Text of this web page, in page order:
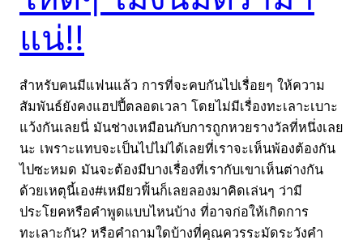
แน่!!
สำหรับคนมีแฟนแล้ว การที่จะคบกันไปเรื่อยๆ ให้ความ
สัมพันธ์ยังคงแฮปปี้ตลอดเวลา โดยไม่มีเรื่องทะเลาะเบาะ
แว้งกันเลยนี่ มันช่างเหมือนกับการถูกหวยรางวัลที่หนึ่งเลย
นะ เพราะแทบจะเป็นไปไม่ได้เลยที่เราจะเห็นพ้องต้องกัน
ไปซะหมด มันจะต้องมีบางเรื่องที่เรากับเขาเห็นต่างกัน
ด้วยเหตุนี้เอง#เหมียวฟิ้นก็เลยลองมาคิดเล่นๆ ว่ามี
ประโยคหรือคำพูดแบบไหนบ้าง ที่อาจก่อให้เกิดการ
ทะเลาะกัน? หรือคำถามใดบ้างที่คุณควรระมัดระวังคำ